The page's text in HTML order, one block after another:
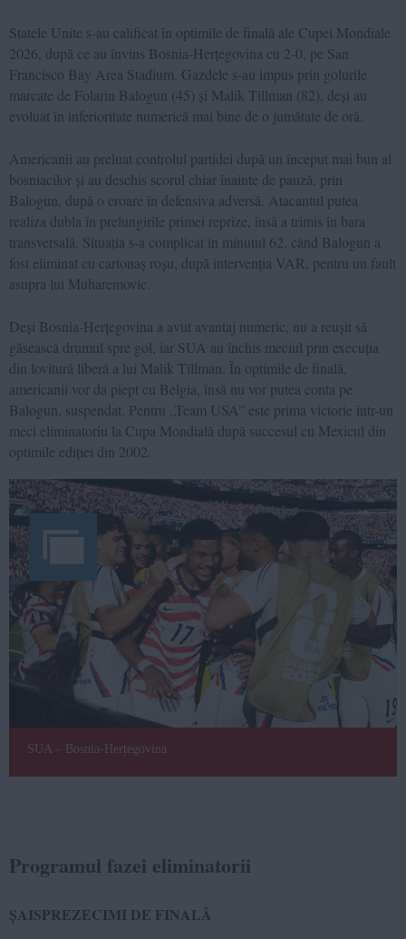
Statele Unite s-au calificat în optimile de finală ale Cupei Mondiale
2026, după ce au învins Bosnia-Herțegovina cu 2-0, pe San
Francisco Bay Area Stadium. Gazdele s-au impus prin golurile
marcate de Folarin Balogun (45) și Malik Tillman (82), deși au
evoluat în inferioritate numerică mai bine de o jumătate de oră.
Americanii au preluat controlul partidei după un început mai bun al
bosniacilor și au deschis scorul chiar înainte de pauză, prin
Balogun, după o eroare în defensiva adversă. Atacantul putea
realiza dubla în prelungirile primei reprize, însă a trimis în bara
transversală. Situația s-a complicat în minutul 62, când Balogun a
fost eliminat cu cartonaș roșu, după intervenția VAR, pentru un fault
asupra lui Muharemovic.
Deși Bosnia-Herțegovina a avut avantaj numeric, nu a reușit să
găsească drumul spre gol, iar SUA au închis meciul prin execuția
din lovitură liberă a lui Malik Tillman. În optimile de finală,
americanii vor da piept cu Belgia, însă nu vor putea conta pe
Balogun, suspendat. Pentru „Team USA” este prima victorie într-un
meci eliminatoriu la Cupa Mondială după succesul cu Mexicul din
optimile ediției din 2002.
SUA – Bosnia-Herțegovina
Programul fazei eliminatorii
ȘAISPREZECIMI DE FINALÃ